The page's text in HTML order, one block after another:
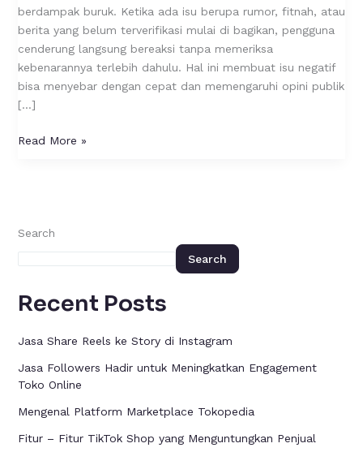
berdampak buruk. Ketika ada isu berupa rumor, fitnah, atau
berita yang belum terverifikasi mulai di bagikan, pengguna
cenderung langsung bereaksi tanpa memeriksa
kebenarannya terlebih dahulu. Hal ini membuat isu negatif
bisa menyebar dengan cepat dan memengaruhi opini publik
[…]
Read More »
Search
Search
Recent Posts
Jasa Share Reels ke Story di Instagram
Jasa Followers Hadir untuk Meningkatkan Engagement
Toko Online
Mengenal Platform Marketplace Tokopedia
Fitur – Fitur TikTok Shop yang Menguntungkan Penjual